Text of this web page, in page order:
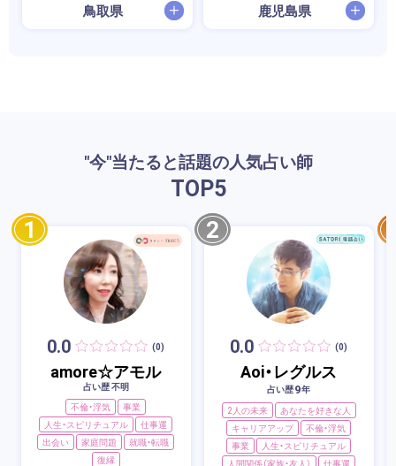
鳥取県 鹿児島県
"今"当たると話題の人気占い師
TOP5
1
0.0 (0)
amore☆アモル
占い歴 不明
不倫・浮気
事業
人生・スピリチュアル
仕事運
出会い
家庭問題
就職・転職
復縁
2
0.0 (0)
Aoi・レグルス
占い歴9年
2人の未来
あなたを好きな人
キャリアアップ
不倫・浮気
事業
人生・スピリチュアル
人間関係（家族・友人）
仕事運